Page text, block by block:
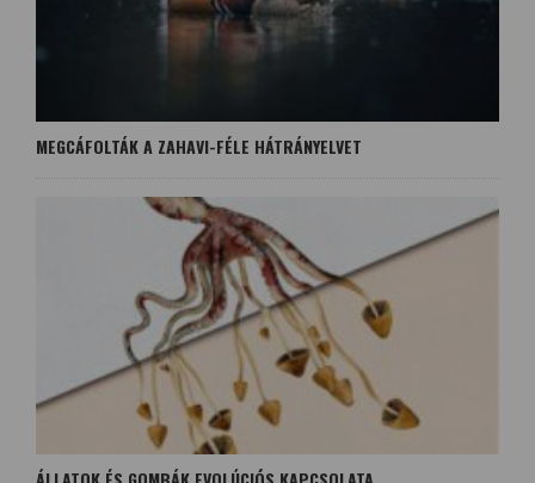
MEGCÁFOLTÁK A ZAHAVI-FÉLE HÁTRÁNYELVET